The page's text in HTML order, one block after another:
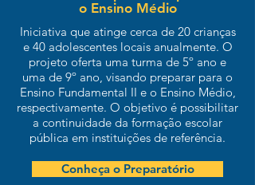
o Ensino Médio
Iniciativa que atinge cerca de 20 crianças
e 40 adolescentes locais anualmente. O
projeto oferta uma turma de 5º ano e
uma de 9º ano, visando preparar para o
Ensino Fundamental II e o Ensino Médio,
respectivamente. O objetivo é possibilitar
a continuidade da formação escolar
pública em instituições de referência.
Conheça o Preparatório